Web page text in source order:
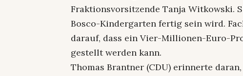
Fraktionsvorsitzende Tanja Witkowski.
Bosco-Kindergarten fertig sein wird.
darauf, dass ein Vier-Millionen-Euro-
gestellt werden kann.
Thomas Brantner (CDU) erinnerte